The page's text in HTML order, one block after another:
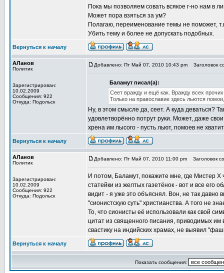
Пока мы позволяем совать всякое г-но нам в
Может пора взяться за ум?
Полагаю, переименование темы не поможет,
Убить тему и более не допускать подобных.
Вернуться к началу
АЛанов
Политик
Зарегистрирован:
10.02.2009
Сообщения: 922
Откуда: Подольск
Добавлено: Пт Май 07, 2010 10:43 pm Заголовок
Баламут писал(а):
Сеет вражду и ещё как. Вражду всех
Только на православие здесь льются
Ну, в этом смысле да, сеет. А куда деваться?
удовлетворённо потрут руки. Может, даже
хрена им лысого - пусть льют, помоев не
Вернуться к началу
АЛанов
Политик
Зарегистрирован:
10.02.2009
Сообщения: 922
Откуда: Подольск
Добавлено: Пт Май 07, 2010 11:00 pm Заголовок
И потом, Баламут, покажите мне, где Мистер Х
статейки из желтых газетёнок - вот и все его
видит - я уже это объяснял. Вон, не так давно
"сионистскую суть" христианства. А того не
То, что сионисты её использовали как свой
цитат из священного писания, приводимых им
свастику на индийских храмах, не выявил
Вернуться к началу
Показать сообщения: